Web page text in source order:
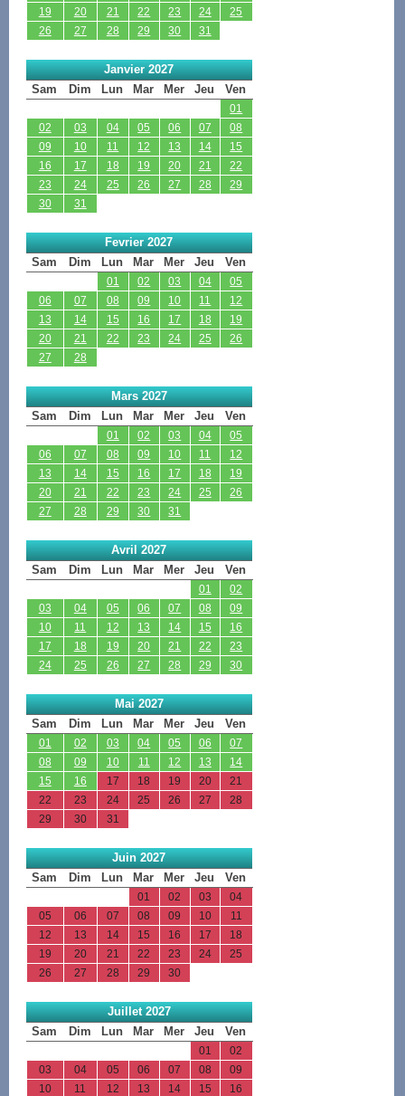
19
20 21 22 23 24
25
26
27 28 29 30 31
Janvier 2027
Sam
Dim Lun Mar Mer Jeu Ven
01
02
03 04 05 06 07
08
09
10 11 12 13 14
15
16
17 18 19 20 21
22
23
24 25 26 27 28
29
30
31
Fevrier 2027
Sam
Dim Lun Mar Mer Jeu Ven
01 02 03 04
05
06
07 08 09 10 11
12
13
14 15 16 17 18
19
20
21 22 23 24 25
26
27
28
Mars 2027
Sam
Dim Lun Mar Mer Jeu Ven
01 02 03 04
05
06
07 08 09 10 11
12
13
14 15 16 17 18
19
20
21 22 23 24 25
26
27
28 29 30 31
Avril 2027
Sam
Dim Lun Mar Mer Jeu Ven
01
02
03
04 05 06 07 08
09
10
11 12 13 14 15
16
17
18 19 20 21 22
23
24
25 26 27 28 29 30
Mai 2027
Sam
Dim Lun Mar Mer Jeu Ven
01 02 03 04 05 06
07
08
09 10 11 12 13
14
15
16 17 18 19 20
21
22
23 24 25 26 27
28
29
30 31
Juin 2027
Sam
Dim Lun Mar Mer Jeu Ven
01 02 03
04
05
06 07 08 09 10
11
12
13 14 15 16 17
18
19
20 21 22 23 24
25
26
27 28 29 30
Juillet 2027
Sam
Dim Lun Mar Mer Jeu Ven
01
02
03
04 05 06 07 08
09
10
11 12 13 14 15 16